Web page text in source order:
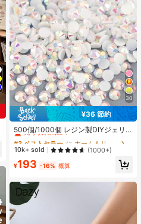
30
¥36 節約
500個/1000個 レジン製DIYジェリ
ーフラットバックラインストーン 小
さな丸型ラインストーン ミニ装飾ア
クセサリー スマホケース、カップ、
靴、ブーツ、衣類装飾、ハンドメイ
ドDIYアイドル応援ファン、ネーム
#3 ベストセラー
に ホーム＆リビング
売り切れ間近！
#3 ベストセラー
売り切れ間近！
#3 ベストセラー
売り切れ間近！
#3 ベストセラー
売り切れ間近！
10k+ sold (1000+)
¥193 -16% 概算